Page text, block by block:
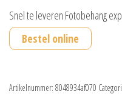
Snel te leveren Fotobehang
Bestel online
Artikelnummer: 8048934af070